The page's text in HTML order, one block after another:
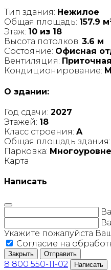
Тип здания: Нежилое
Общая площадь: 157.9
Этаж: 10 из 18
Высота потолков: 3.6 м
Состояние: Офисная
Вентиляция: Приточная
Кондиционирование:
О здании:
Год сдачи: 2027
Этажей: 18
Класс строения: A
Общая площадь здания:
Парковка:
Карта
Написать
Укажите пожалуйста
Согласие на
Закрыть Отправить
8 800 550-11-02 Написать